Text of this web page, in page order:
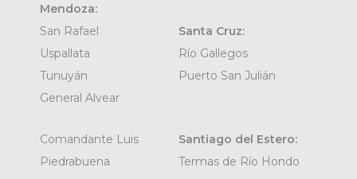
Mendoza:
San Rafael
Uspallata
Tunuyán
General Alvear
Santa Cruz:
Río Gallegos
Puerto San Julián
Comandante Luis
Piedrabuena
Santiago del Estero:
Termas de Río Hondo